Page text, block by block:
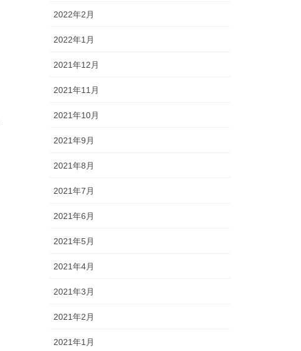
2022年2月
2022年1月
2021年12月
2021年11月
2021年10月
2021年9月
2021年8月
2021年7月
2021年6月
2021年5月
2021年4月
2021年3月
2021年2月
2021年1月